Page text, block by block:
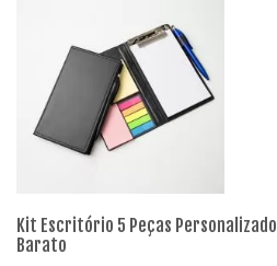
Kit Escritório 5 Peças Personalizado
Barato